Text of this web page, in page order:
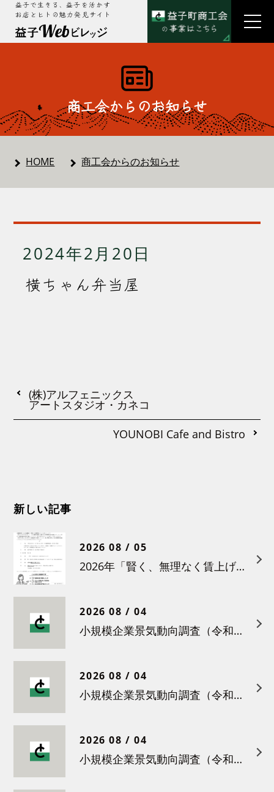
益子で生きる、益子を活かす
お店とヒトの魅力発見サイト
商工会からのお知らせ
HOME 商工会からのお知らせ
2024年2月20日
横ちゃん弁当屋
(株)アルフェニックス
アートスタジオ・カネコ
YOUNOBI Cafe and Bistro
新しい記事
2026 08 / 05
2026年「賢く、無理なく賃上げを！小さな職場のための労務管理セミナー」の開催について
2026 08 / 04
小規模企業景気動向調査（令和８年６月）結果について
2026 08 / 04
小規模企業景気動向調査（令和８年５月）結果について
2026 08 / 04
小規模企業景気動向調査（令和８年４月）結果について